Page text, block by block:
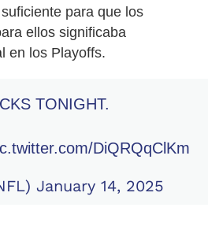
para que los
ellos significaba
en los Playoffs.
TONIGHT.
DiQRQqClKm
January 14, 2025